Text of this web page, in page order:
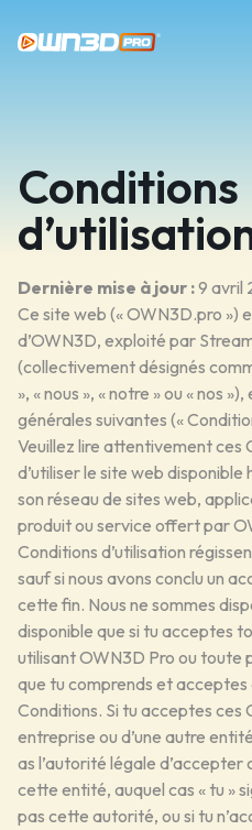
Conditions
Dernière mise à jour :9 avril
Ce site web (« OWN3D.pro »)
d’OWN3D, exploité par
(collectivement désignés
», « nous », « notre » ou « nos
générales suivantes («
Veuillez lire attentivement ces
d’utiliser le site web disponible
son réseau de sites web,
produit ou service offert par
Conditions d’utilisation
sauf si nous avons conclu un
cette fin. Nous ne sommes
disponible que si tu acceptes
utilisant OWN3D Pro ou toute
que tu comprends et acceptes
Conditions. Si tu acceptes ces
entreprise ou d’une autre
as l’autorité légale d’accepter
cette entité, auquel cas « tu »
pas cette autorité, ou si tu